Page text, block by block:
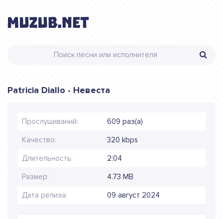
Patricia Diallo - Невеста
Прослушиваний: 609 раз(а)
Качество: 320 kbps
Длительность: 2:04
Размер: 4.73 MB
Дата релиза: 09 август 2024